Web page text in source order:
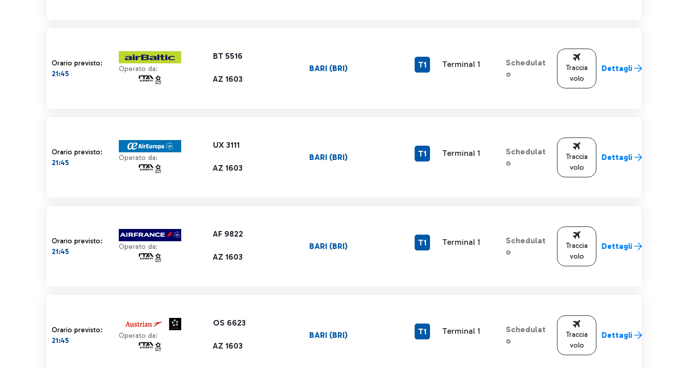
Orario previsto:
21:45
BT 5516
Operato da:
AZ 1603
BARI (BRI) T1 Terminal 1
Schedulat
o
Traccia
volo
Dettagli
Orario previsto:
21:45
UX 3111
Operato da:
AZ 1603
BARI (BRI) T1 Terminal 1
Schedulat
o
Traccia
volo
Dettagli
Orario previsto:
21:45
AF 9822
Operato da:
AZ 1603
BARI (BRI) T1 Terminal 1
Schedulat
o
Traccia
volo
Dettagli
Orario previsto:
21:45
OS 6623
Operato da:
AZ 1603
BARI (BRI) T1 Terminal 1
Schedulat
o
Traccia
volo
Dettagli